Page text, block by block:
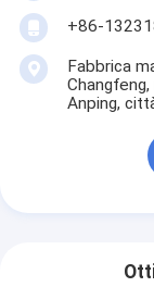
+86-
Fabbrica
Anping,